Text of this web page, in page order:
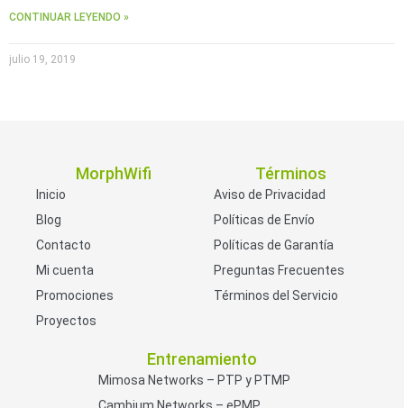
CONTINUAR LEYENDO »
julio 19, 2019
MorphWifi
Inicio
Blog
Contacto
Mi cuenta
Promociones
Proyectos
Términos
Aviso de Privacidad
Políticas de Envío
Políticas de Garantía
Preguntas Frecuentes
Términos del Servicio
Entrenamiento
Mimosa Networks – PTP y PTMP